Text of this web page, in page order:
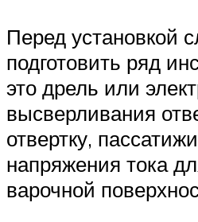
Перед установкой
подготовить ряд
это дрель или
высверливания
отвертку,
напряжения тока
варочной